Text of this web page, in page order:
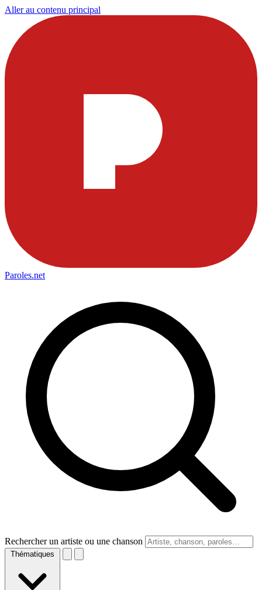
Aller au contenu principal
Paroles.net
Rechercher un artiste ou une chanson
Thématiques